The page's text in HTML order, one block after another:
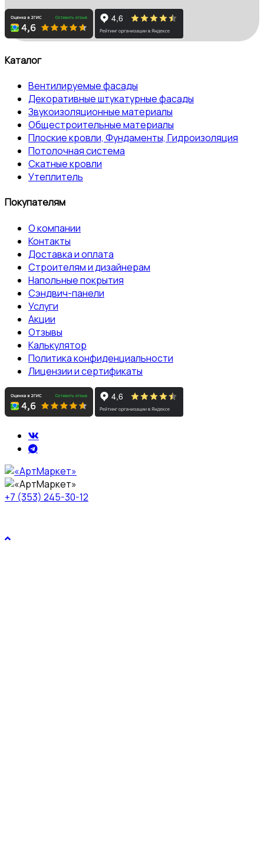
Каталог
Вентилируемые фасады
Декоративные штукатурные фасады
Звукоизоляционные материалы
Общестроительные материалы
Плоские кровли, Фундаменты, Гидроизоляция
Потолочная система
Скатные кровли
Утеплитель
Покупателям
О компании
Контакты
Доставка и оплата
Строителям и дизайнерам
Напольные покрытия
Сэндвич-панели
Услуги
Акции
Отзывы
Калькулятор
Политика конфиденциальности
Лицензии и сертификаты
+7 (353) 245-30-12